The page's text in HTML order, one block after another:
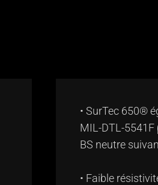
• SurTec 650®
MIL-DTL-5541F
BS neutre
• Faible